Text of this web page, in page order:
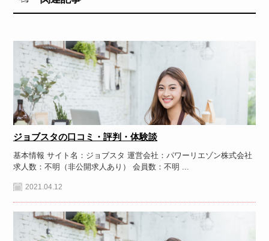
ジョブスタの口コミ・評判・体験談
基本情報 サイト名：ジョブスタ 運営会社：パワーリエゾン株式会社
求人数：不明（非公開求人あり） 会員数：不明 ...
2021.04.12